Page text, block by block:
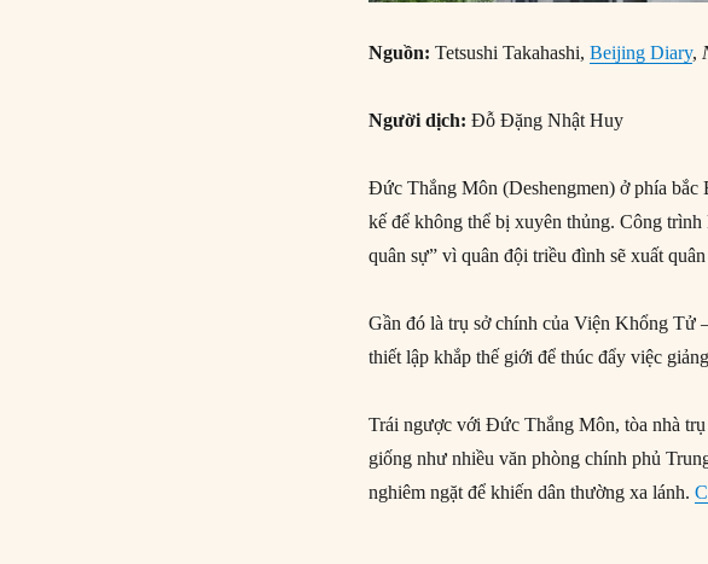
Nguồn:Tetsushi Takahashi,Beijing Diary,
Người dịch:Đỗ Đặng Nhật Huy
Đức Thắng Môn (Deshengmen) ở phía
kế để không thể bị xuyên thủng. Công
quân sự” vì quân đội triều đình sẽ xuất
Gần đó là trụ sở chính của Viện Khổng Tử
thiết lập khắp thế giới để thúc đẩy việc
Trái ngược với Đức Thắng Môn, tòa nhà
giống như nhiều văn phòng chính phủ
nghiêm ngặt để khiến dân thường xa lánh.